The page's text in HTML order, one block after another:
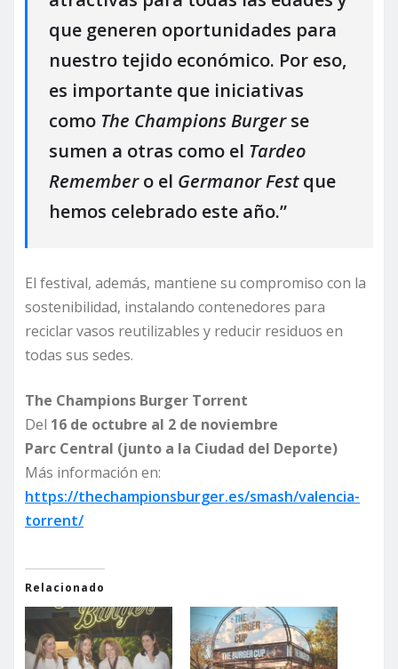
que generen oportunidades para
nuestro tejido económico. Por eso,
es importante que iniciativas
como The Champions Burgerse
sumen a otras como el Tardeo
Remembero el Germanor Festque
hemos celebrado este año.”
El festival, además, mantiene su compromiso con la
sostenibilidad, instalando contenedores para
reciclar vasos reutilizables y reducir residuos en
todas sus sedes.
The Champions Burger Torrent
Del 16 de octubre al 2 de noviembre
Parc Central (junto a la Ciudad del Deporte)
Más información en:
https://thechampionsburger.es/smash/valencia-
torrent/
Relacionado